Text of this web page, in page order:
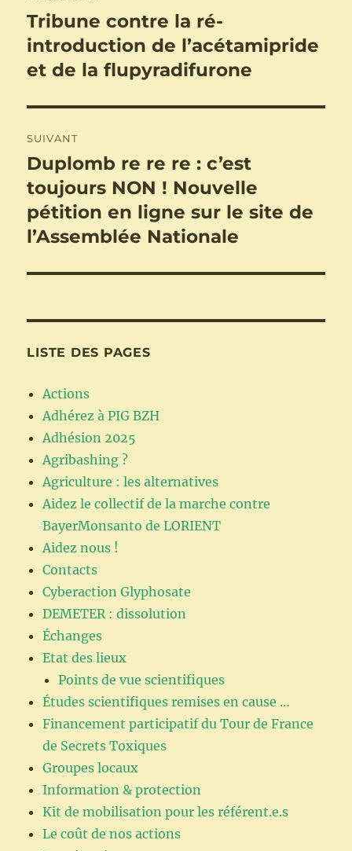
de
l’article
Publication
précédente :
Tribune contre la ré-
introduction de l’acétamipride
et de la flupyradifurone
SUIVANT
Publication
suivante :
Duplomb re re re : c’est
toujours NON ! Nouvelle
pétition en ligne sur le site de
l’Assemblée Nationale
LISTE DES PAGES
Actions
Adhérez à PIG BZH
Adhésion 2025
Agribashing ?
Agriculture : les alternatives
Aidez le collectif de la marche contre
BayerMonsanto de LORIENT
Aidez nous !
Contacts
Cyberaction Glyphosate
DEMETER : dissolution
Échanges
Etat des lieux
Points de vue scientifiques
Études scientifiques remises en cause …
Financement participatif du Tour de France
de Secrets Toxiques
Groupes locaux
Information & protection
Kit de mobilisation pour les référent.e.s
Le coût de nos actions